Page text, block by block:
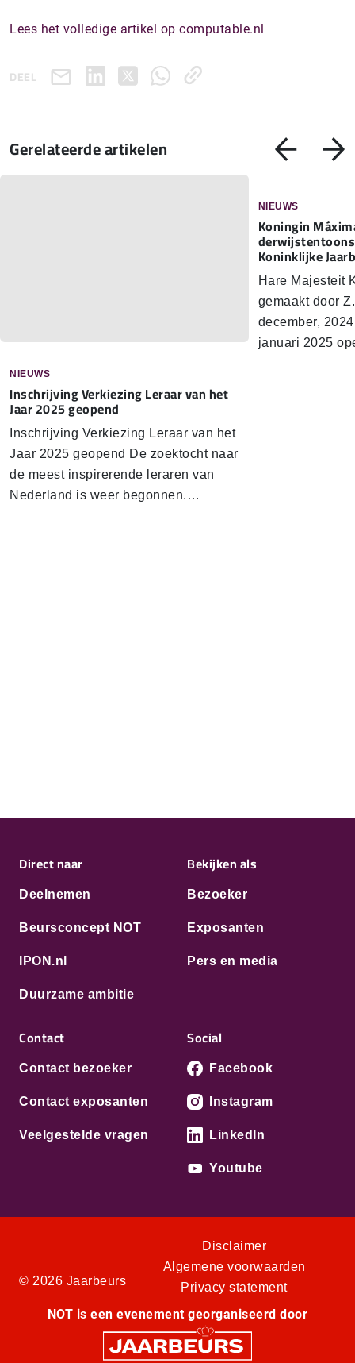
Lees het volledige artikel op computable.nl
DEEL
Gerelateerde artikelen
NIEUWS
In­schrij­ving Verkiezing Leraar van het
Jaar 2025 geopend
In­schrij­ving Verkiezing Leraar van het
Jaar 2025 geopend De zoektocht naar
de meest inspirerende leraren van
Nederland is weer begonnen.…
NIEUWS
Koningin
Koninklijke
Hare Majesteit
gemaakt door
december,
januari 2025
Direct naar
Deelnemen
Beursconcept NOT
IPON.nl
Duurzame ambitie
Bekijken als
Bezoeker
Exposanten
Pers en media
Contact
Contact bezoeker
Contact exposanten
Veelgestelde vragen
Social
Facebook
Instagram
LinkedIn
Youtube
© 2026 Jaarbeurs
Disclaimer
Algemene voorwaarden
Privacy statement
NOT is een evenement georganiseerd door